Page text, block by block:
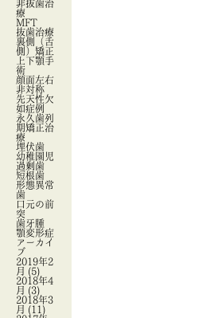
非抜歯治
療
MFT
抜歯治療
裏側（舌
側）矯正
上下顎手
術
顔面左右
非対称
先天性欠
如症例
永久歯列
期矯正治
療
埋伏歯
幼稚園児
過剰歯
短根歯
形態異常
歯
口元の前
突
歯牙腫
顎変形症
アーカイ
ブ
2019年2
月 (5)
2018年4
月 (3)
2018年3
月 (11)